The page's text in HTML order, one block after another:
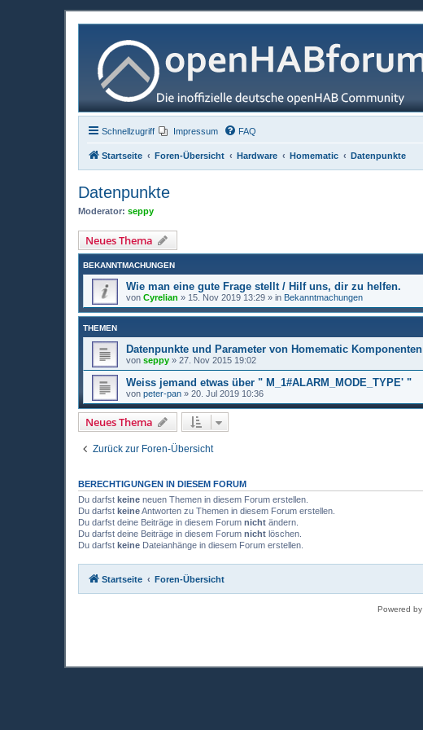
Schnellzugriff Impressum FAQ
Startseite Foren-Übersicht Hardware Homematic Datenpunkte
Datenpunkte
Moderator: seppy
Neues Thema
BEKANNTMACHUNGEN
Wie man eine gute Frage stellt / Hilf uns, dir zu helfen.
von Cyrelian » 15. Nov 2019 13:29 » in Bekanntmachungen
THEMEN
Datenpunkte und Parameter von Homematic Komponenten
von seppy » 27. Nov 2015 19:02
Weiss jemand etwas über " M_1#ALARM_MODE_TYPE' "
von peter-pan » 20. Jul 2019 10:36
Neues Thema
Zurück zur Foren-Übersicht
BERECHTIGUNGEN IN DIESEM FORUM
Du darfst keine neuen Themen in diesem Forum erstellen.
Du darfst keineAntworten zu Themen in diesem Forum erstellen.
Du darfst deine Beiträge in diesem Forum nicht ändern.
Du darfst deine Beiträge in diesem Forum nicht löschen.
Du darfst keine Dateianhänge in diesem Forum erstellen.
Startseite Foren-Übersicht
Powered by